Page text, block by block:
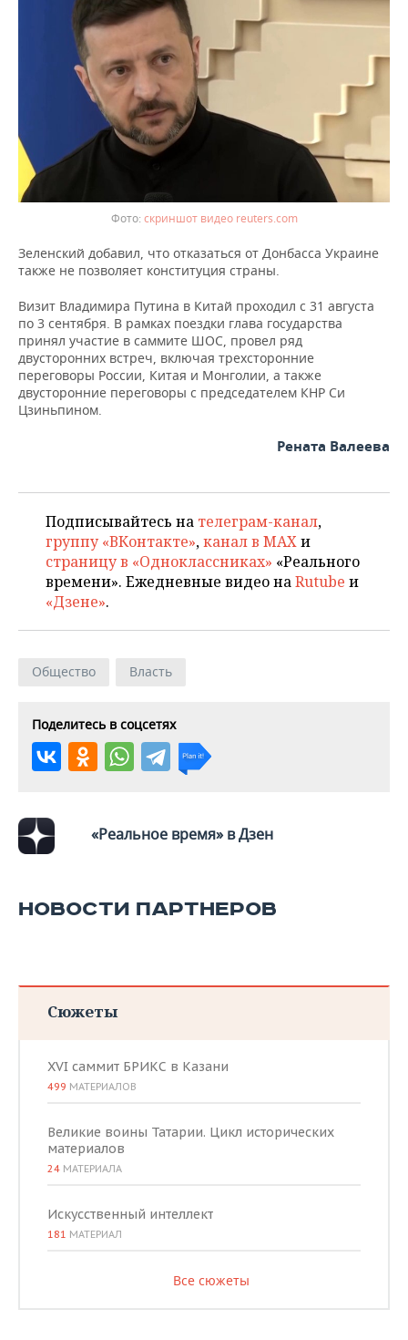
скриншот видео reuters.com
Зеленский добавил, что отказаться от Донбасса Украине
также не позволяет конституция страны.
Визит Владимира Путина в Китай проходил с 31 августа
по 3 сентября. В рамках поездки глава государства
принял участие в саммите ШОС, провел ряд
двусторонних встреч, включая трехсторонние
переговоры России, Китая и Монголии, а также
двусторонние переговоры с председателем КНР Си
Цзиньпином.
Рената Валеева
Подписывайтесь на телеграм-канал,
группу «ВКонтакте»,канал в MAXи
страницу в «Одноклассниках» «Реального
времени». Ежедневные видео наRutube и
«Дзене».
Общество Власть
Поделитесь в соцсетях
«Реальное время» в Дзен
НОВОСТИ ПАРТНЕРОВ
Сюжеты
XVI саммит БРИКС в Казани
499 МАТЕРИАЛОВ
Великие воины Татарии. Цикл исторических
материалов
24 МАТЕРИАЛА
Искусственный интеллект
181 МАТЕРИАЛ
Все сюжеты